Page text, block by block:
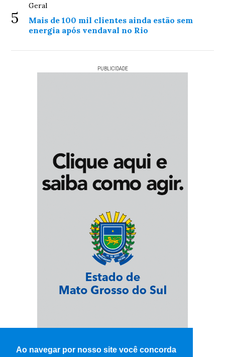
Ao navegar por nosso site você concorda
5
Geral
Mais de 100 mil clientes ainda estão sem
energia após vendaval no Rio
PUBLICIDADE